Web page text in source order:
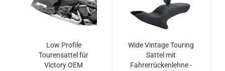
Low Profile
Tourensattel für
Victory OEM
Wide Vintage Touring
Sattel mit
Fahrerrückenlehne -